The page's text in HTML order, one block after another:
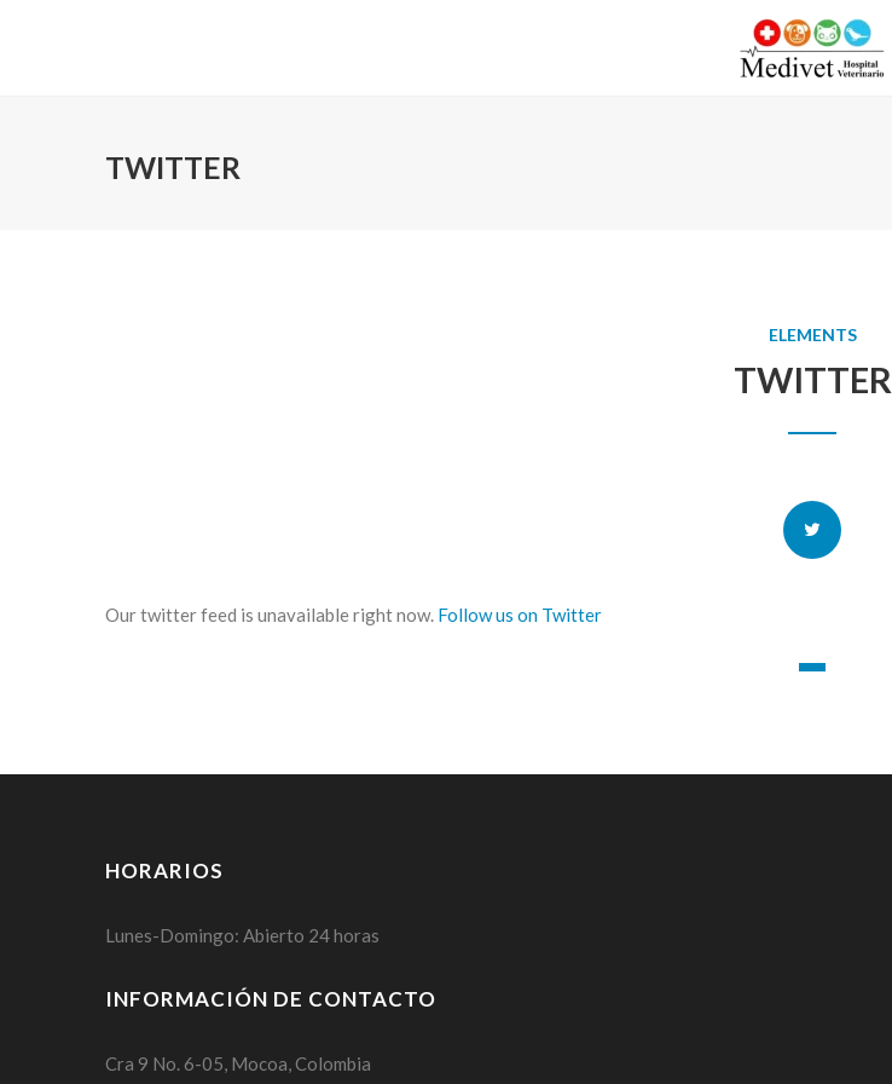
TWITTER
ELEMENTS
TWITTER
Our twitter feed is unavailable right now. Follow us on Twitter
HORARIOS
Lunes-Domingo: Abierto 24 horas
INFORMACIÓN DE CONTACTO
Cra 9 No. 6-05, Mocoa, Colombia